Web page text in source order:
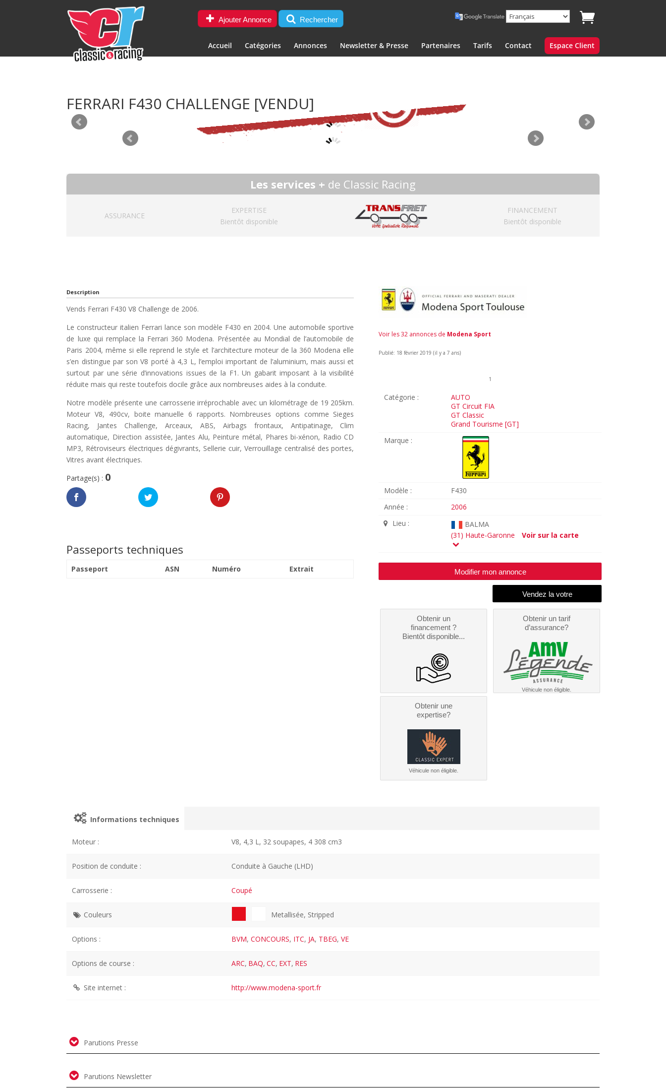
Ajouter Annonce Rechercher
Accueil Catégories Annonces Newsletter & Presse Partenaires Tarifs Contact Espace Client
FERRARI F430 CHALLENGE [VENDU]
Les services + de Classic Racing
ASSURANCE
EXPERTISE
Bientôt disponible
FINANCEMENT
Bientôt disponible
Description
Vends Ferrari F430 V8 Challenge de 2006.
Le constructeur italien Ferrari lance son modèle F430 en 2004. Une automobile sportive
de luxe qui remplace la Ferrari 360 Modena. Présentée au Mondial de l’automobile de
Paris 2004, même si elle reprend le style et l’architecture moteur de la 360 Modena elle
s’en distingue par son V8 porté à 4,3 L, l’emploi important de l’aluminium, mais aussi et
surtout par une série d’innovations issues de la F1. Un gabarit imposant à la visibilité
réduite mais qui reste toutefois docile grâce aux nombreuses aides à la conduite.
Notre modèle présente une carrosserie irréprochable avec un kilométrage de 19 205km.
Moteur V8, 490cv, boite manuelle 6 rapports. Nombreuses options comme Sieges
Racing, Jantes Challenge, Arceaux, ABS, Airbags frontaux, Antipatinage, Clim
automatique, Direction assistée, Jantes Alu, Peinture métal, Phares bi-xénon, Radio CD
MP3, Rétroviseurs électriques dégivrants, Sellerie cuir, Verrouillage centralisé des portes,
Vitres avant électriques.
Partage(s) : 0
Passeports techniques
Passeport ASN Numéro Extrait
Voir les 32 annonces de Modena Sport
Publié: 18 février 2019 (il y a 7 ans)
1
Catégorie :
AUTO
GT Circuit FIA
GT Classic
Grand Tourisme [GT]
Marque :
Modèle :
F430
Année :
2006
Lieu :
BALMA
(31) Haute-Garonne
Voir sur la carte
Modifier mon annonce
Obtenir un
financement ?
Bientôt disponible...
Obtenir un tarif
d’assurance?
Véhicule non éligible.
Obtenir une
expertise?
Véhicule non éligible.
Informations techniques
Moteur : V8, 4,3 L, 32 soupapes, 4 308 cm3
Position de conduite : Conduite à Gauche (LHD)
Carrosserie : Coupé
Couleurs Metallisée, Stripped
Options : BVM,CONCOURS, ITC, JA, TBEG,VE
Options de course : ARC, BAQ, CC, EXT, RES
Site internet : http://www.modena-sport.fr
Parutions Presse
Parutions Newsletter